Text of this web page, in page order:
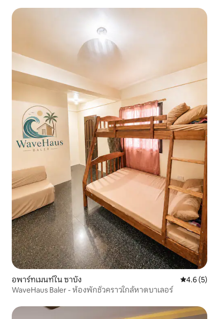
อพาร์ทเมนท์ใน ซาบัง คะแนนเฉลี่
4.6 (5)
WaveHaus Baler - ห้องพักชั่วคราวใกล้หาดบาเลอร์